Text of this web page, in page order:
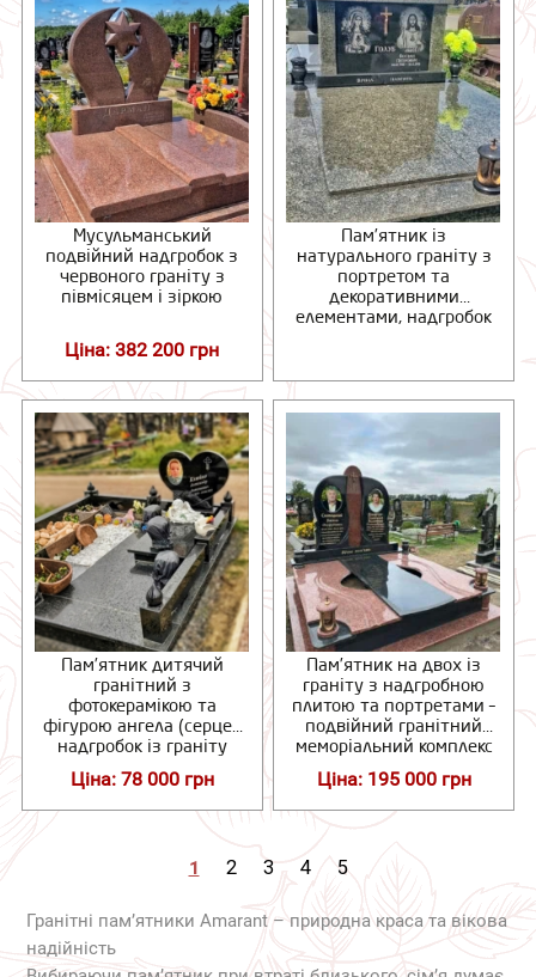
Мусульманський
подвійний надгробок з
червоного граніту з
півмісяцем і зіркою
Ціна: 382 200 грн
Пам’ятник із
натурального граніту з
портретом та
декоративними
елементами, надгробок
Пам’ятник дитячий
гранітний з
фотокерамікою та
фігурою ангела (серце),
надгробок із граніту
Ціна: 78 000 грн
Пам’ятник на двох із
граніту з надгробною
плитою та портретами –
подвійний гранітний
меморіальний комплекс
Ціна: 195 000 грн
1 2 3 4 5
Гранітні пам’ятники Amarant – природна краса та вікова
надійність